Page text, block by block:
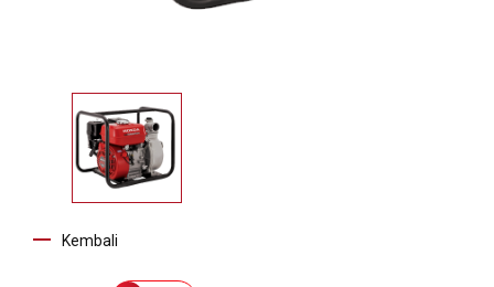
Kembali